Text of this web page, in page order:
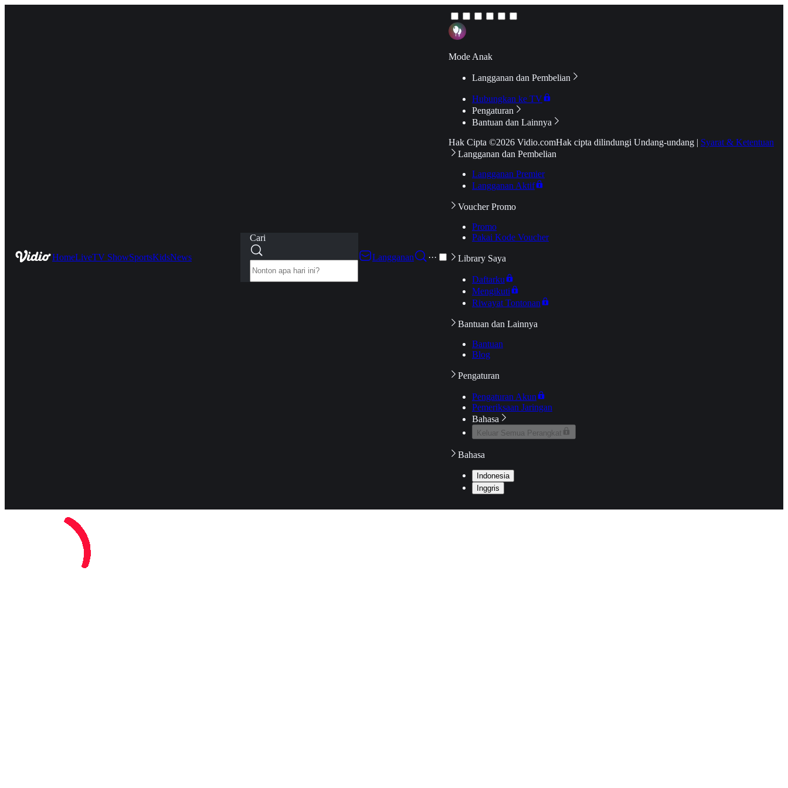
HomeLiveTV ShowSportsKidsNews
Cari
Langganan
···
Mode Anak
Langganan dan Pembelian
Hubungkan ke TV
Pengaturan
Bantuan dan Lainnya
Hak Cipta ©2026 Vidio.comHak cipta dilindungi Undang-undang | Syarat & Ketentuan
Langganan dan Pembelian
Langganan Premier
Langganan Aktif
Voucher Promo
Promo
Pakai Kode Voucher
Library Saya
Daftarku
Mengikuti
Riwayat Tontonan
Bantuan dan Lainnya
Bantuan
Blog
Pengaturan
Pengaturan Akun
Pemeriksaan Jaringan
Bahasa
Keluar Semua Perangkat
Bahasa
Indonesia
Inggris